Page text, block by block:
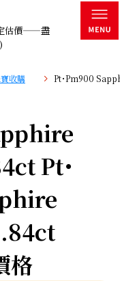
估價——盡
收購 Pt･Pm900
Pt･
格